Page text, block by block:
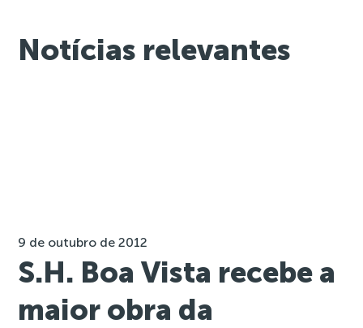
Notícias relevantes
9 de outubro de 2012
S.H. Boa Vista recebe a
maior obra da